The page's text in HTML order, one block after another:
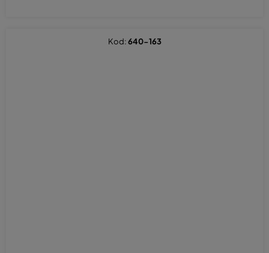
Kod:640-163